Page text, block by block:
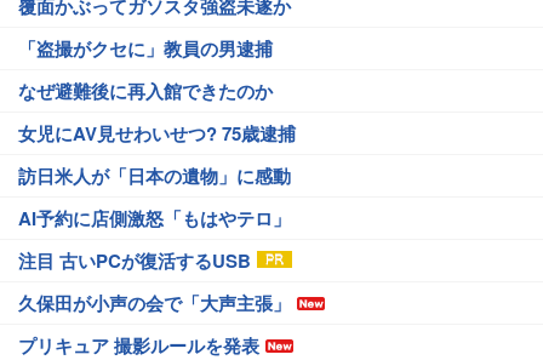
覆面かぶってガソスタ強盗未遂か
「盗撮がクセに」教員の男逮捕
なぜ避難後に再入館できたのか
女児にAV見せわいせつ? 75歳逮捕
訪日米人が「日本の遺物」に感動
AI予約に店側激怒「もはやテロ」
注目 古いPCが復活するUSB
久保田が小声の会で「大声主張」
プリキュア 撮影ルールを発表